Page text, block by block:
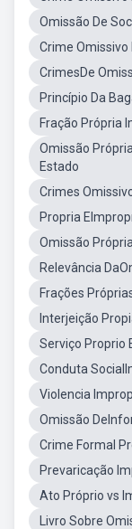
Omissão De
Crime Omissivo
CrimesDe
Princípio Da
Fração Própria
Omissão
Estado
Crimes
Propria
Omissão
Relevância
Frações
Interjeição
Serviço Proprio
Conduta
Violencia
Omissão
Crime Formal
Prevaricação
Ato Próprio vs
Livro Sobre